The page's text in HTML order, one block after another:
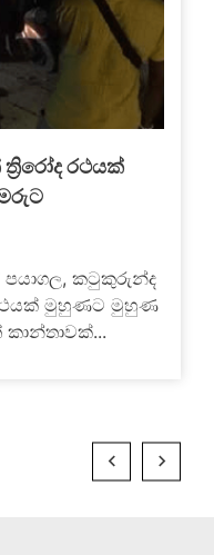
රථයක්
පයාගල, කටුකුරුන්ද
රථයක් මුහුණට මුහුණ